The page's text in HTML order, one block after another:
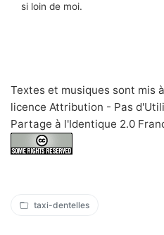
si loin de moi.
Textes et musiques sont mis
licence Attribution - Pas
Partage à l'Identique 2.0
taxi-dentelles